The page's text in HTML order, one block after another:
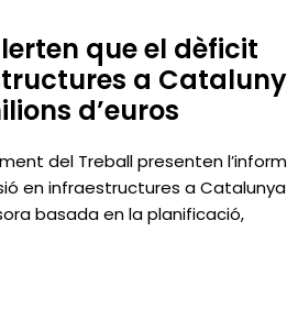
que el dèficit
a
d’euros
del Treball presenten
en infraestructures a
basada en la planificació,